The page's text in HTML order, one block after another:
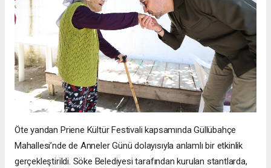
Öte yandan Priene Kültür Festivali kapsamında Güllübahçe
Mahallesi’nde de Anneler Günü dolayısıyla anlamlı bir etkinlik
gerçekleştirildi. Söke Belediyesi tarafından kurulan stantlarda,